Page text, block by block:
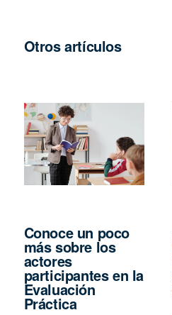
Otros artículos
Conoce un poco
más sobre los
actores
participantes en la
Evaluación
Práctica